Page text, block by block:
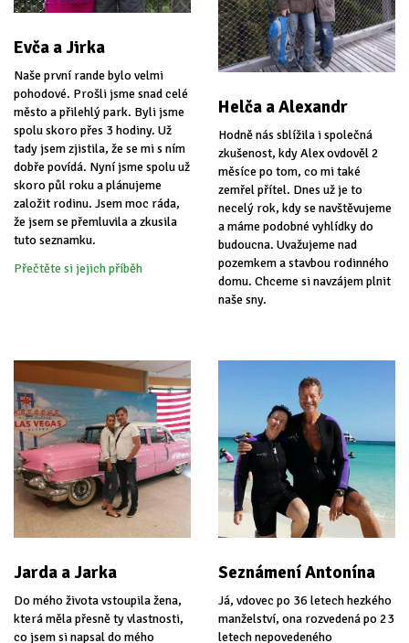
Evča a Jirka
Naše první rande bylo velmi
pohodové. Prošli jsme snad celé
město a přilehlý park. Byli jsme
spolu skoro přes 3 hodiny. Už
tady jsem zjistila, že se mi s ním
dobře povídá. Nyní jsme spolu už
skoro půl roku a plánujeme
založit rodinu. Jsem moc ráda,
že jsem se přemluvila a zkusila
tuto seznamku.
Přečtěte si jejich příběh
Helča a Alexandr
Hodně nás sblížila i společná
zkušenost, kdy Alex ovdověl 2
měsíce po tom, co mi také
zemřel přítel. Dnes už je to
necelý rok, kdy se navštěvujeme
a máme podobné vyhlídky do
budoucna. Uvažujeme nad
pozemkem a stavbou rodinného
domu. Chceme si navzájem plnit
naše sny.
Jarda a Jarka
Do mého života vstoupila žena,
která měla přesně ty vlastnosti,
co jsem si napsal do mého
Seznámení Antonína
Já, vdovec po 36 letech hezkého
manželství, ona rozvedená po 23
letech nepovedeného